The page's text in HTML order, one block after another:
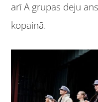
arī A grupas deju
kopainā.